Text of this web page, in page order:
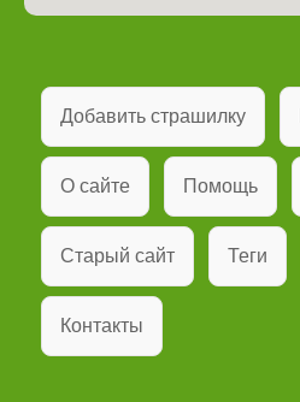
Добавить страшилку
О сайте Помощь
Старый сайт Теги
Контакты